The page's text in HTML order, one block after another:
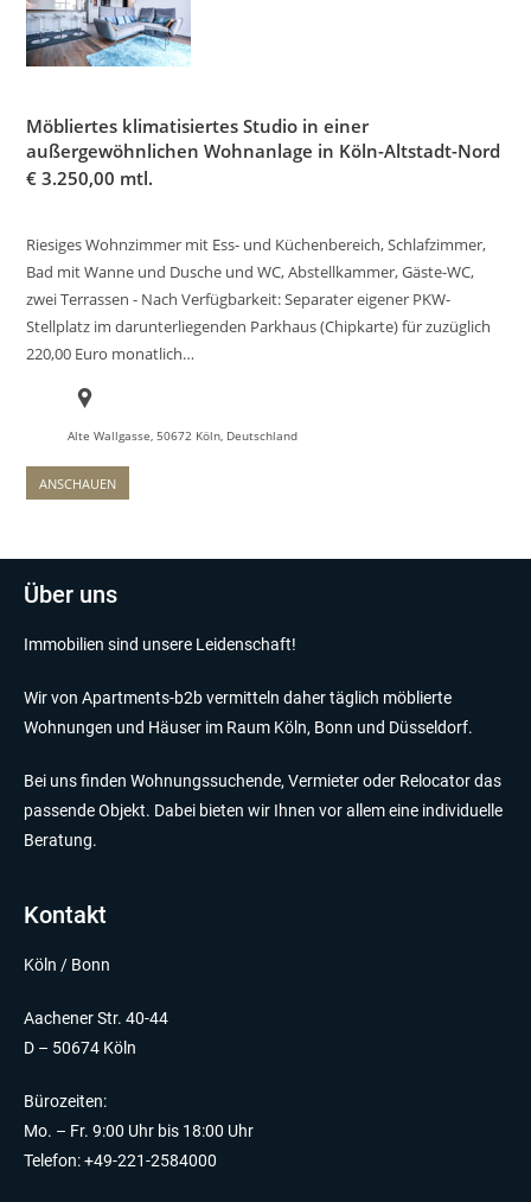
Möbliertes klimatisiertes Studio in einer
außergewöhnlichen Wohnanlage in Köln-Altstadt-Nord
€ 3.250,00 mtl.
Riesiges Wohnzimmer mit Ess- und Küchenbereich, Schlafzimmer,
Bad mit Wanne und Dusche und WC, Abstellkammer, Gäste-WC,
zwei Terrassen - Nach Verfügbarkeit: Separater eigener PKW-
Stellplatz im darunterliegenden Parkhaus (Chipkarte) für zuzüglich
220,00 Euro monatlich…
Alte Wallgasse, 50672 Köln, Deutschland
ANSCHAUEN
Über uns
Immobilien sind unsere Leidenschaft!
Wir von Apartments-b2b vermitteln daher täglich möblierte
Wohnungen und Häuser im Raum Köln, Bonn und Düsseldorf.
Bei uns finden Wohnungssuchende, Vermieter oder Relocator das
passende Objekt. Dabei bieten wir Ihnen vor allem eine individuelle
Beratung.
Kontakt
Köln / Bonn
Aachener Str. 40-44
D – 50674 Köln
Bürozeiten:
Mo. – Fr. 9:00 Uhr bis 18:00 Uhr
Telefon: +49-221-2584000